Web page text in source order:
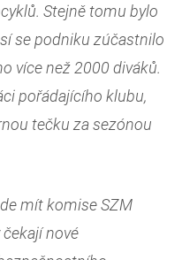
Stejně tomu bylo
se podniku zúčastnilo
více než 2000 diváků.
pořádajícího klubu,
tečku za sezónou
mít komise SZM
nové